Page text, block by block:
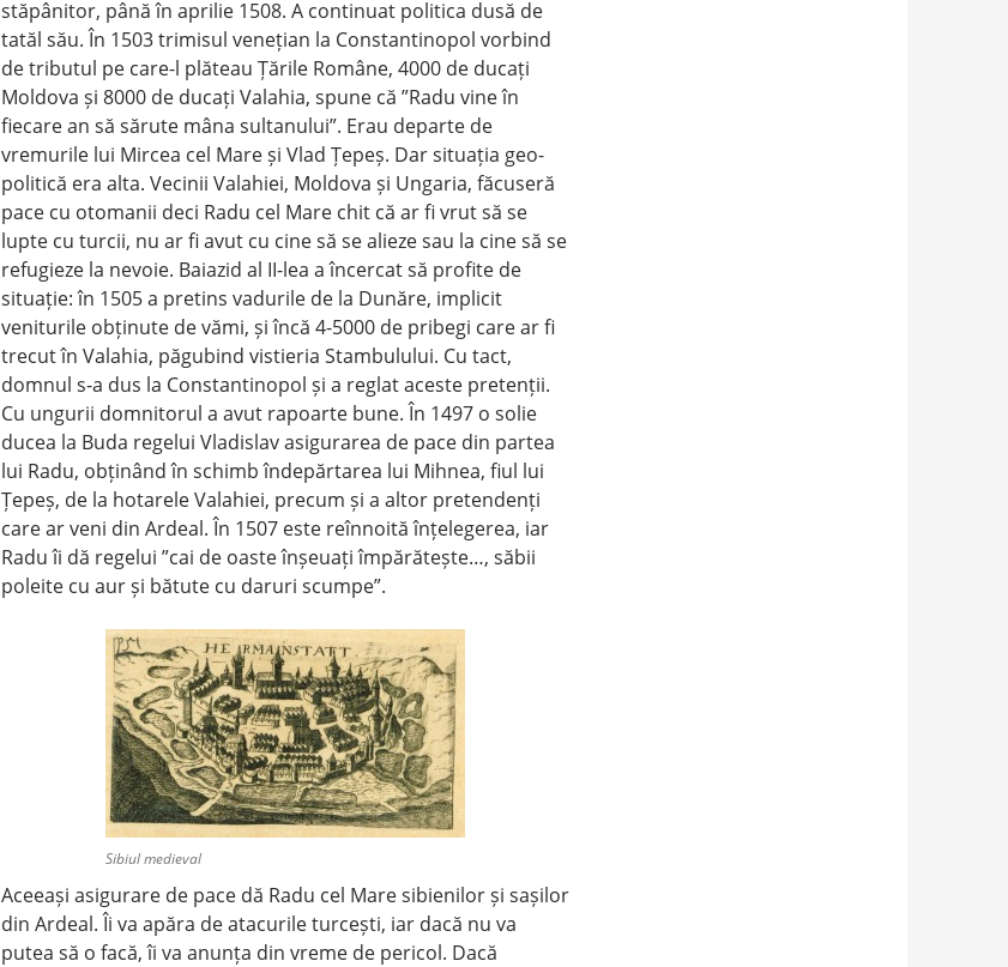
stăpânitor, până în aprilie 1508. A continuat politica dusă de
tatăl său. În 1503 trimisul venețian la Constantinopol vorbind
de tributul pe care-l plăteau Țările Române, 4000 de ducați
Moldova și 8000 de ducați Valahia, spune că ”Radu vine în
fiecare an să sărute mâna sultanului”. Erau departe de
vremurile lui Mircea cel Mare și Vlad Țepeș. Dar situația geo-
politică era alta. Vecinii Valahiei, Moldova și Ungaria, făcuseră
pace cu otomanii deci Radu cel Mare chit că ar fi vrut să se
lupte cu turcii, nu ar fi avut cu cine să se alieze sau la cine să se
refugieze la nevoie. Baiazid al II-lea a încercat să profite de
situație: în 1505 a pretins vadurile de la Dunăre, implicit
veniturile obținute de vămi, și încă 4-5000 de pribegi care ar fi
trecut în Valahia, păgubind vistieria Stambulului. Cu tact,
domnul s-a dus la Constantinopol și a reglat aceste pretenții.
Cu ungurii domnitorul a avut rapoarte bune. În 1497 o solie
ducea la Buda regelui Vladislav asigurarea de pace din partea
lui Radu, obținând în schimb îndepărtarea lui Mihnea, fiul lui
Țepeș, de la hotarele Valahiei, precum și a altor pretendenți
care ar veni din Ardeal. În 1507 este reînnoită înțelegerea, iar
Radu îi dă regelui ”cai de oaste înșeuați împărătește…, săbii
poleite cu aur și bătute cu daruri scumpe”.
Sibiul medieval
Aceeași asigurare de pace dă Radu cel Mare sibienilor și sașilor
din Ardeal. Îi va apăra de atacurile turcești, iar dacă nu va
putea să o facă, îi va anunța din vreme de pericol. Dacă